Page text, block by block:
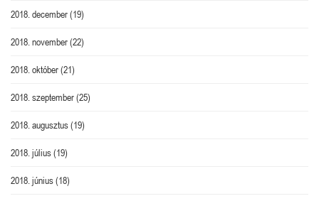
2018. december(19)
2018. november(22)
2018. október(21)
2018. szeptember(25)
2018. augusztus(19)
2018. július(19)
2018. június(18)